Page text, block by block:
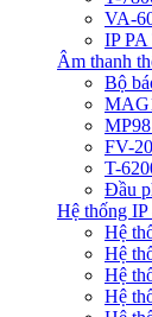
VA-
IP PA
Âm thanh
Bộ
FV-
T-
Đầu
Hệ thống
Hệ
Hệ
Hệ
Hệ